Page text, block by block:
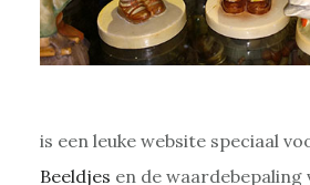
is een leuke website speciaal
Beeldjes en de waardebepaling